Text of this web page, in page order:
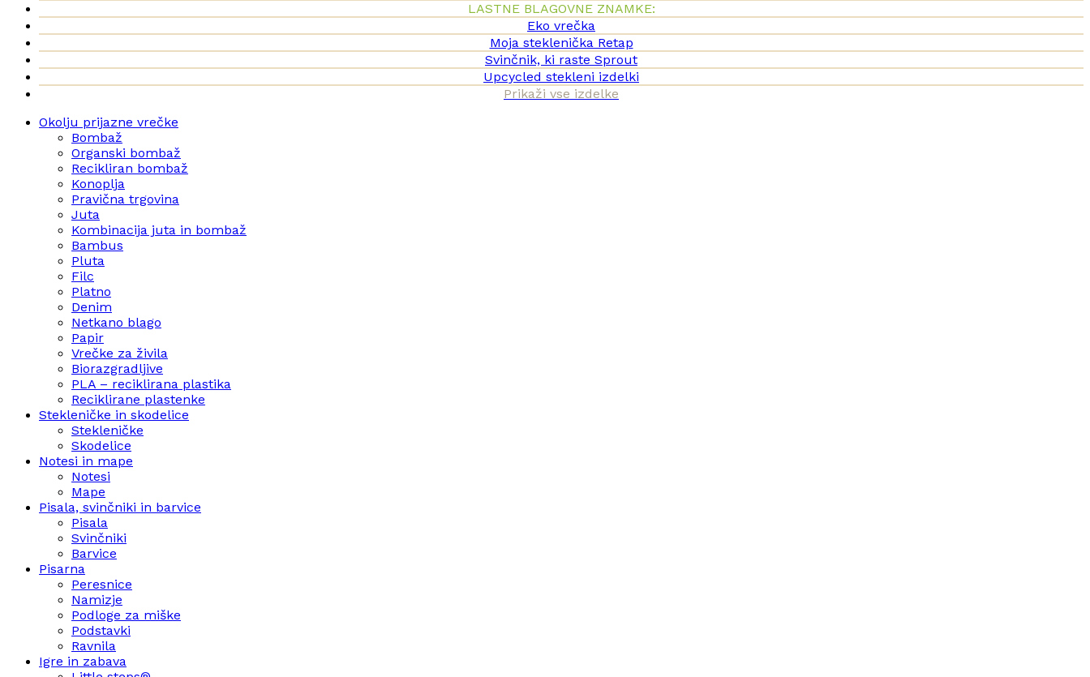
LASTNE BLAGOVNE ZNAMKE:
Eko vrečka
Moja steklenička Retap
Svinčnik, ki raste Sprout
Upcycled stekleni izdelki
Prikaži vse izdelke
Okolju prijazne vrečke
Bombaž
Organski bombaž
Recikliran bombaž
Konoplja
Pravična trgovina
Juta
Kombinacija juta in bombaž
Bambus
Pluta
Filc
Platno
Denim
Netkano blago
Papir
Vrečke za živila
Biorazgradljive
PLA – reciklirana plastika
Reciklirane plastenke
Stekleničke in skodelice
Stekleničke
Skodelice
Notesi in mape
Notesi
Mape
Pisala, svinčniki in barvice
Pisala
Svinčniki
Barvice
Pisarna
Peresnice
Namizje
Podloge za miške
Podstavki
Ravnila
Igre in zabava